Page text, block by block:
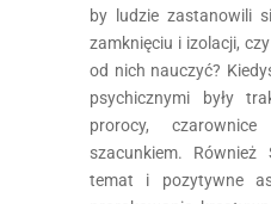
by ludzie zastanowili
zamknięciu i izolacji,
od nich nauczyć?
psychicznymi były
prorocy,
szacunkiem. Również
temat i pozytywne